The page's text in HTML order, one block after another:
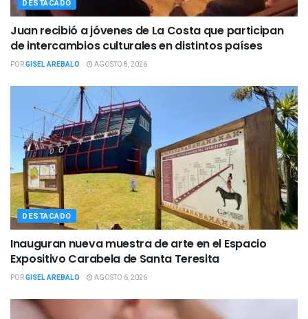
DESTACADO
Juan recibió a jóvenes de La Costa que participan
de intercambios culturales en distintos países
PORGISEL AREBALO AGOSTO 8, 2026
DESTACADO
Inauguran nueva muestra de arte en el Espacio
Expositivo Carabela de Santa Teresita
PORGISEL AREBALO AGOSTO 6, 2026